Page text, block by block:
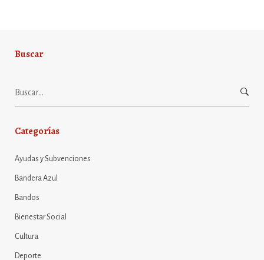
Buscar
Categorías
Ayudas y Subvenciones
Bandera Azul
Bandos
Bienestar Social
Cultura
Deporte